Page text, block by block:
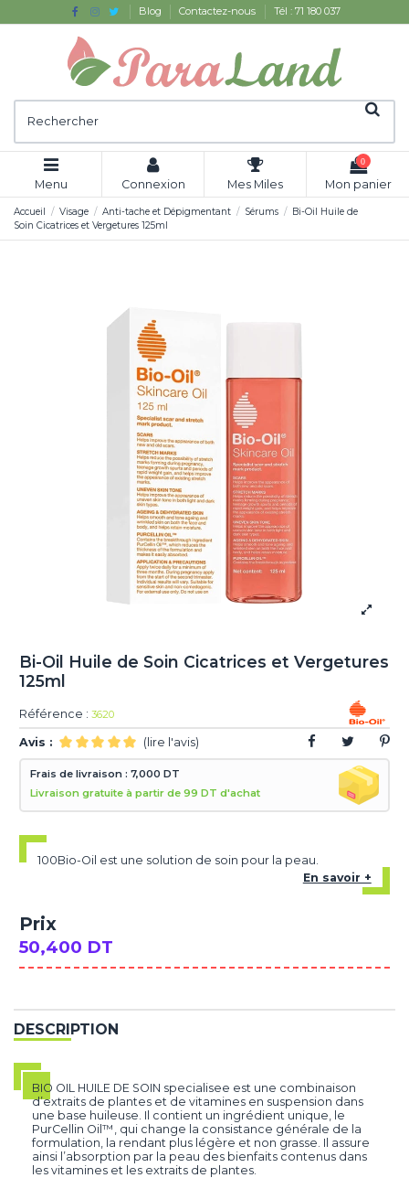
Blog Contactez-nous Tél : 71 180 037
Menu Connexion Mes Miles
0
Mon panier
Accueil Visage Anti-tache et Dépigmentant Sérums
Bi-Oil Huile de
Soin Cicatrices et Vergetures 125ml
Bi-Oil Huile de Soin Cicatrices et Vergetures
125ml
Référence : 3620
Avis : (lire l'avis)
Frais de livraison : 7,000 DT
Livraison gratuite à partir de 99 DT d'achat
100Bio-Oil est une solution de soin pour la peau.
En savoir +
Prix
50,400 DT
DESCRIPTION
BIO OIL HUILE DE SOIN specialisee est une combinaison
d’extraits de plantes et de vitamines en suspension dans
une base huileuse. Il contient un ingrédient unique, le
PurCellin Oil™, qui change la consistance générale de la
formulation, la rendant plus légère et non grasse. Il assure
ainsi l’absorption par la peau des bienfaits contenus dans
les vitamines et les extraits de plantes.